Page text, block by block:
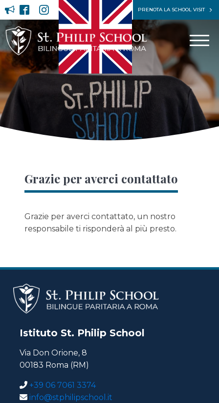
PRENOTA LA SCHOOL VISIT
Grazie per averci contattato
Grazie per averci contattato, un nostro
responsabile ti risponderà al più presto.
Istituto St. Philip School
Via Don Orione, 8
00183 Roma (RM)
+39 06 7061 3374
info@stphilipschool.it